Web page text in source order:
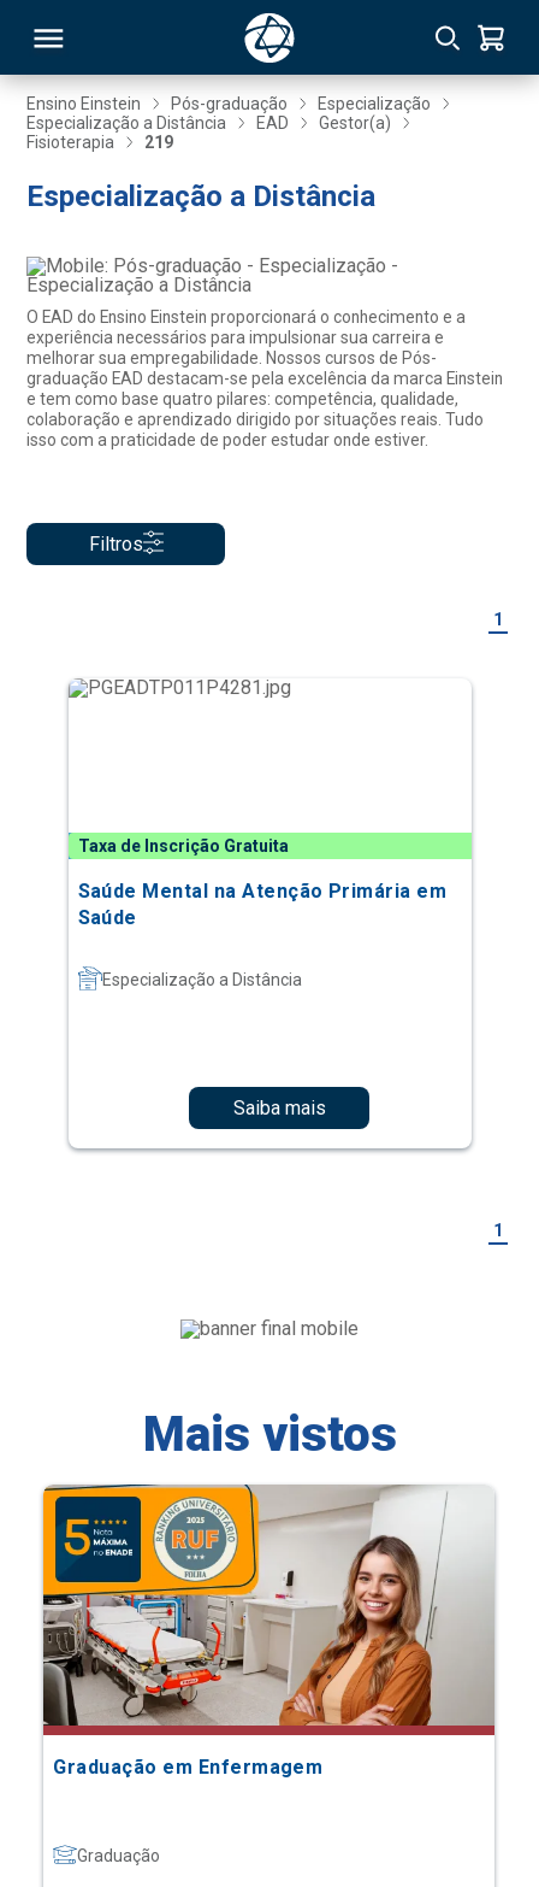
Ensino Einstein Pós-graduação
Especialização
Especialização a Distância
EAD
Gestor(a)
Fisioterapia
219
Especialização a Distância
O EAD do Ensino Einstein proporcionará o conhecimento e a
experiência necessários para impulsionar sua carreira e
melhorar sua empregabilidade. Nossos cursos de Pós-
graduação EAD destacam-se pela excelência da marca Einstein
e tem como base quatro pilares: competência, qualidade,
colaboração e aprendizado dirigido por situações reais. Tudo
isso com a praticidade de poder estudar onde estiver.
Filtros
1
Taxa de Inscrição Gratuita
Saúde Mental na Atenção Primária em
Saúde
Especialização a Distância
Saiba mais
1
Mais vistos
Graduação em Enfermagem
Graduação